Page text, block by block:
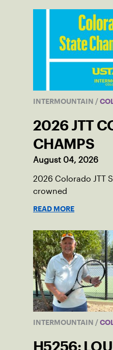
INTERMOUNTAIN /
2026 JTT
CHAMPS
August 04, 2026
2026 Colorado JTT
crowned
READ MORE
INTERMOUNTAIN /
H5256: